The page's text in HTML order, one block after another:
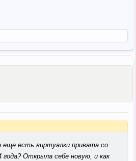
еще есть виртуалки привата со
года? Открыла себе новую, и как